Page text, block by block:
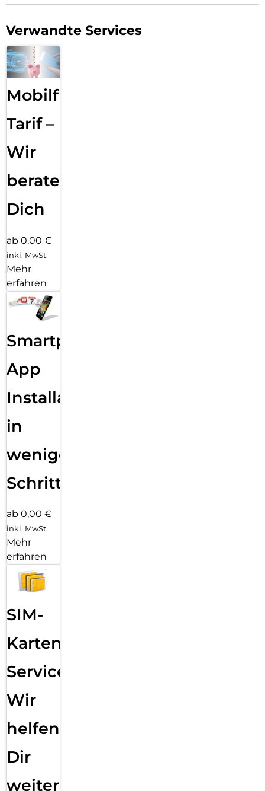
Verwandte Services
Mobilfunk
Tarif –
Wir
beraten
Dich
ab 0,00 €
inkl. MwSt.
Mehr
erfahren
Smartphone
App
Installation
in
wenigen
Schritten
ab 0,00 €
inkl. MwSt.
Mehr
erfahren
SIM-
Karten
Service:
Wir
helfen
Dir
weiter